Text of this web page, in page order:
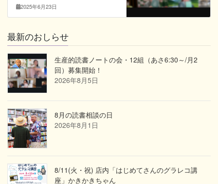
2025年6月23日
最新のおしらせ
生産的読書ノートの会・12組（あさ6:30～/月2
回）募集開始！
2026年8月5日
8月の読書相談の日
2026年8月1日
8/11(火・祝) 店内「はじめてさんのグラレコ講
座」かきかきちゃん